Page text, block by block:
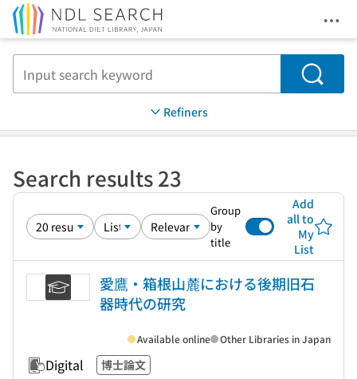
Search
Refiners
Search results 23
Group
by
title
Add
all to
My
List
愛鷹・箱根山麓における後期旧石
器時代の研究
Digital 博士論文
Available online Other Libraries in Japan